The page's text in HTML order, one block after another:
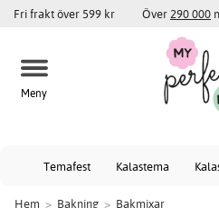
Fri frakt över 599 kr Över 290 000
Meny
Temafest Kalastema
Hem > Bakning > Bakmixar